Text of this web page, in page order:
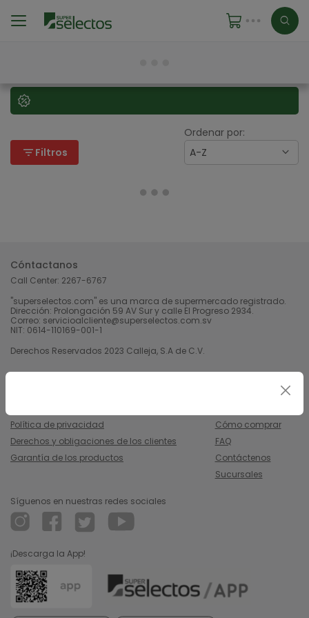
filter_list Filtros
Ordenar por:
A-Z
Cóntactanos
Call Center: 2267-6767
"superselectos.com" es una marca de supermercado registrado.
Dirección: Prolongación 59 AV Sur y calle El Progreso 2934.
Correo: servicioalcliente@superselectos.com.sv
NIT: 0614-110169-001-1
Derechos Reservados 2023 Calleja, S.A de C.V.
Política de privacidad
Derechos y obligaciones de los clientes
Garantía de los productos
Cómo comprar
FAQ
Contáctenos
Sucursales
Síguenos en nuestras redes sociales
¡Descarga la App!